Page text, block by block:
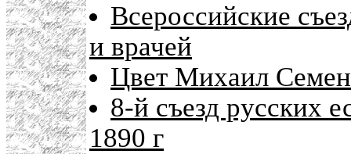
Всероссийские
и врачей
Цвет Михаил
8-й съезд русских
1890 г